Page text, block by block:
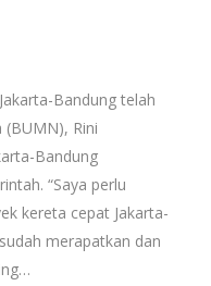
Bandung telah
Rini
Bandung
“Saya perlu
kereta cepat Jakarta-
merapatkan dan